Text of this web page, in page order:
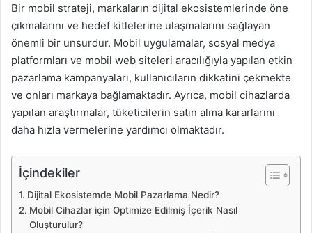
Bir mobil strateji, markaların dijital ekosistemlerinde öne
çıkmalarını ve hedef kitlelerine ulaşmalarını sağlayan
önemli bir unsurdur. Mobil uygulamalar, sosyal medya
platformları ve mobil web siteleri aracılığıyla yapılan etkin
pazarlama kampanyaları, kullanıcıların dikkatini çekmekte
ve onları markaya bağlamaktadır. Ayrıca, mobil cihazlarda
yapılan araştırmalar, tüketicilerin satın alma kararlarını
daha hızla vermelerine yardımcı olmaktadır.
İçindekiler
Dijital Ekosistemde Mobil Pazarlama Nedir?
Mobil Cihazlar için Optimize Edilmiş İçerik Nasıl
Oluşturulur?